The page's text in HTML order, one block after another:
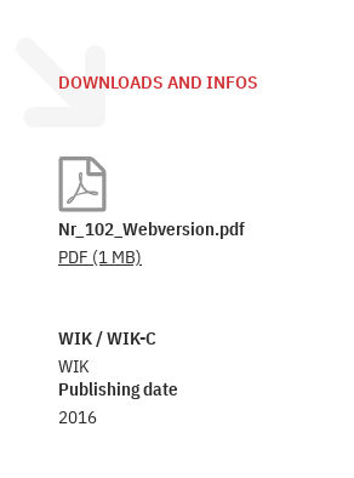
DOWNLOADS AND INFOS
Nr_102_Webversion.pdf
PDF (1 MB)
WIK / WIK-C
WIK
Publishing date
2016